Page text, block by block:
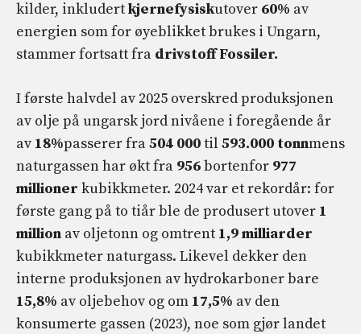
kilder, inkludertkjernefysiskutover 60% av
energien som for øyeblikket brukes i Ungarn,
stammer fortsatt fra drivstoff Fossiler.
I første halvdel av 2025 overskred produksjonen
av olje på ungarsk jord nivåene i foregående år
av 18%passerer fra504 000til 593.000 tonnmens
naturgassen har økt fra 956bortenfor 977
millioner kubikkmeter. 2024 var et rekordår: for
første gang på to tiår ble de produsert utover 1
million av oljetonn og omtrent 1,9 milliarder
kubikkmeter naturgass. Likevel dekker den
interne produksjonen av hydrokarboner bare
15,8% av oljebehov og om 17,5% av den
konsumerte gassen (2023), noe som gjør landet